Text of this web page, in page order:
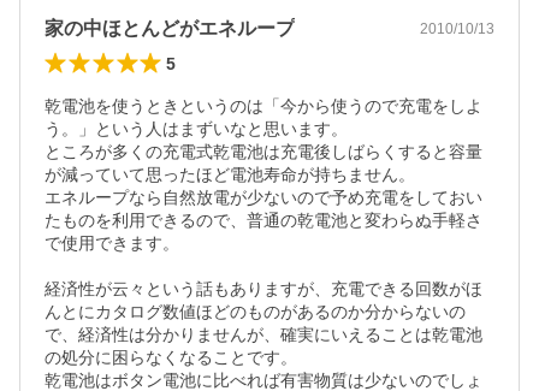
家の中ほとんどがエネループ 2010/10/13
5
乾電池を使うときというのは「今から使うので充電をしよ
う。」という人はまずいなと思います。
ところが多くの充電式乾電池は充電後しばらくすると容量
が減っていて思ったほど電池寿命が持ちません。
エネループなら自然放電が少ないので予め充電をしておい
たものを利用できるので、普通の乾電池と変わらぬ手軽さ
で使用できます。
経済性が云々という話もありますが、充電できる回数がほ
んとにカタログ数値ほどのものがあるのか分からないの
で、経済性は分かりませんが、確実にいえることは乾電池
の処分に困らなくなることです。
乾電池はボタン電池に比べれば有害物質は少ないのでしょ